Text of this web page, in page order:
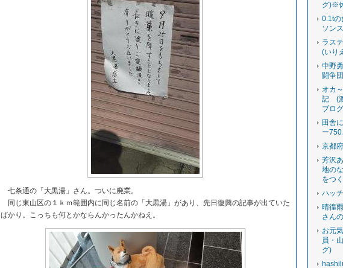
七条通の「大黒湯」さん。ついに廃業。
同じ東山区の１ｋｍ範囲内に同じ名前の「大黒湯」があり、先日復興の記事が出ていた
ばかり。こっちも何とかならんかったんかねえ。
グ)※
0.1tの
ソン
ラス
(いり
中野
闘争
オカ
記 (
ブロ
田舎
ー
京都
芳沢
地の
をつ
ハッ
晴徨
さん
お元
員・
グ)